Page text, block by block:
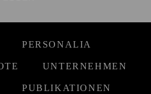
PERSONALIA
UNTERNEHMEN
PUBLIKATIONEN